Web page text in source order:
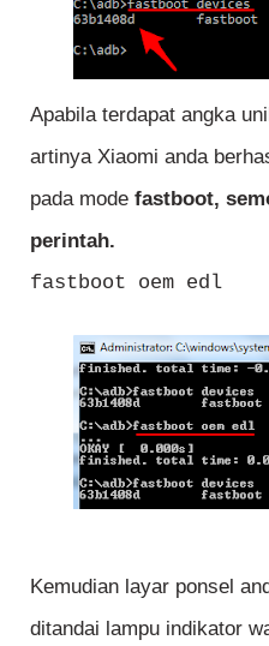
Apabila terdapat angka
artinya Xiaomi anda
pada mode fastboot,
perintah.
fastboot oem edl
Kemudian layar ponsel
ditandai lampu indikator